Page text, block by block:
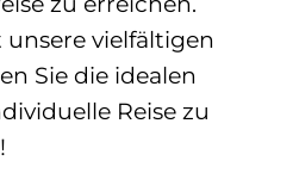
vielfältigen
Sie die idealen
Reise zu